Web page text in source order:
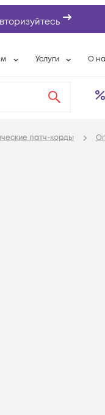
Услуги
Системная
Бесплатная
О
патч-корды